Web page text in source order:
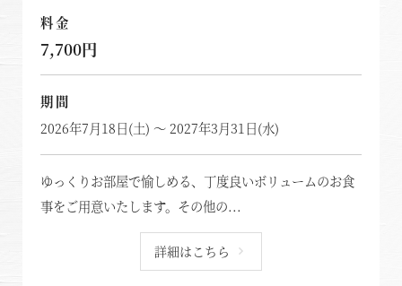
料金
7,700円
期間
2026年7月18日(土) ～ 2027年3月31日(水)
ゆっくりお部屋で愉しめる、丁度良いボリュームのお食
事をご用意いたします。その他の...
詳細はこちら